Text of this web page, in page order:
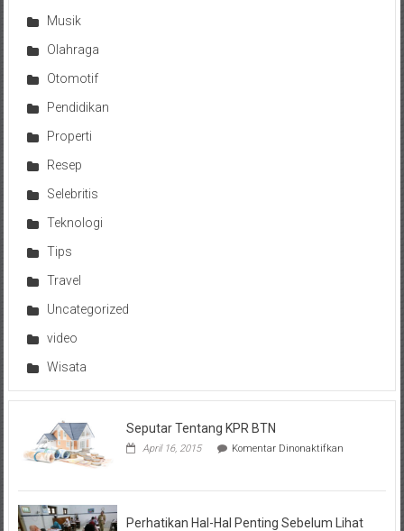
Musik
Olahraga
Otomotif
Pendidikan
Properti
Resep
Selebritis
Teknologi
Tips
Travel
Uncategorized
video
Wisata
Seputar Tentang KPR BTN
April 16, 2015 Komentar Dinonaktifkanpada
Perhatikan Hal-Hal Penting Sebelum Lihat